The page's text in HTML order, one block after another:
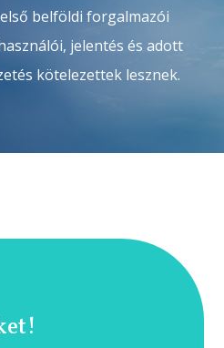
belföldi forgalmazói
jelentés és adott
kötelezettek lesznek.